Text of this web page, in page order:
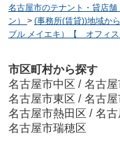
名古屋市のテナント・貸店
ン）
> (事務所(賃貸))地域か
ブル メイエキ）【 オフィ
市区町村から探す
名古屋市中区 / 名古
名古屋市東区 / 名古
名古屋市熱田区 / 名古
名古屋市瑞穂区